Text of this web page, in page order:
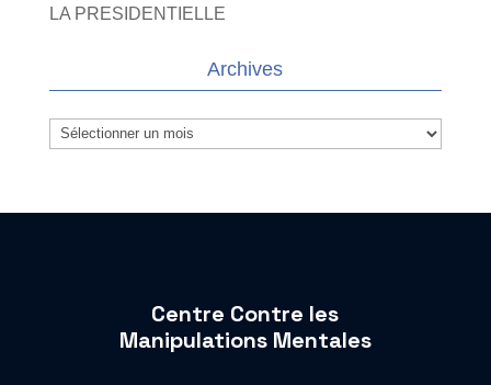
LA PRESIDENTIELLE
Archives
Archives
Centre Contre les
Manipulations Mentales